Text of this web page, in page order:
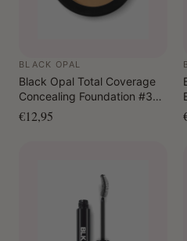
BLACK OPAL
Black Opal Total Coverage
Concealing Foundation #320
Rich Caramel
€12,95